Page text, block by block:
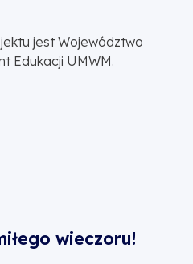
jest Województwo
Edukacji UMWM.
wieczoru!